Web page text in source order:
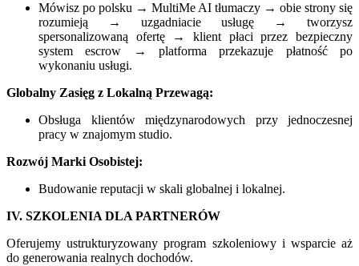
Mówisz po polsku → MultiMe AI tłumaczy → obie strony się
rozumieją → uzgadniacie usługę → tworzysz
spersonalizowaną ofertę → klient płaci przez bezpieczny
system escrow → platforma przekazuje płatność po
wykonaniu usługi.
Globalny Zasięg z Lokalną Przewagą:
Obsługa klientów międzynarodowych przy jednoczesnej
pracy w znajomym studio.
Rozwój Marki Osobistej:
Budowanie reputacji w skali globalnej i lokalnej.
IV. SZKOLENIA DLA PARTNERÓW
Oferujemy ustrukturyzowany program szkoleniowy i wsparcie aż
do generowania realnych dochodów.